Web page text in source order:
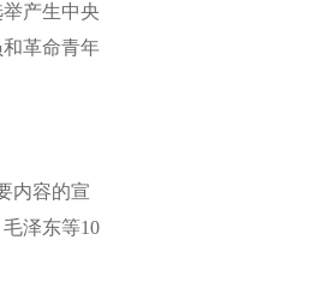
产生中央
革命青年
内容的宣
泽东等10